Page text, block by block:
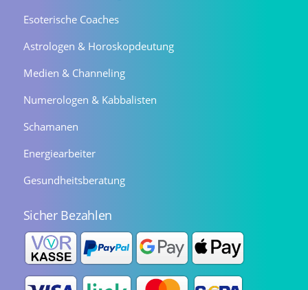
Esoterische Coaches
Astrologen & Horoskopdeutung
Medien & Channeling
Numerologen & Kabbalisten
Schamanen
Energiearbeiter
Gesundheitsberatung
Sicher Bezahlen